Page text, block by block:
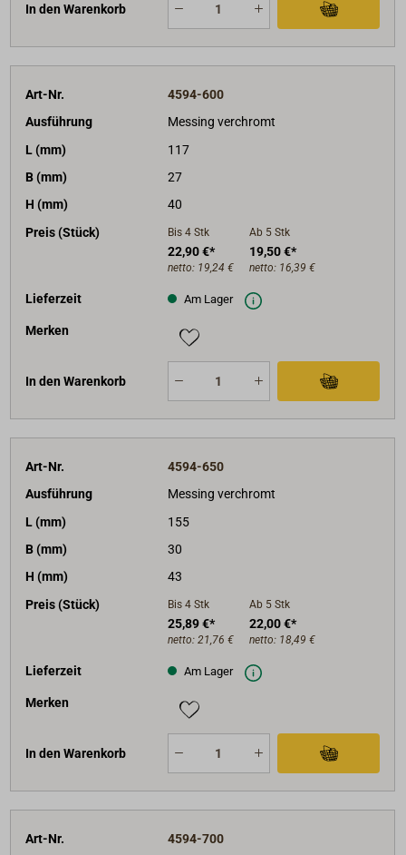
In den Warenkorb
Art-Nr.
4594-600
Ausführung
Messing verchromt
L (mm)
117
B (mm)
27
H (mm)
40
Preis (Stück)
Bis 4 Stk
22,90 €*
netto: 19,24 €
Ab 5 Stk
19,50 €*
netto: 16,39 €
Lieferzeit Am Lager
Merken
In den Warenkorb
Art-Nr.
4594-650
Ausführung
Messing verchromt
L (mm)
155
B (mm)
30
H (mm)
43
Preis (Stück)
Bis 4 Stk
25,89 €*
netto: 21,76 €
Ab 5 Stk
22,00 €*
netto: 18,49 €
Lieferzeit Am Lager
Merken
In den Warenkorb
Art-Nr. 4594-700